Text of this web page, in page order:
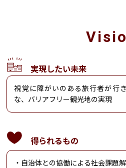
実現したい未来
視覚に障がいのある旅行者が行
な、バリアフリー観光地の実現
得られるもの
・自治体との協働による社会課題